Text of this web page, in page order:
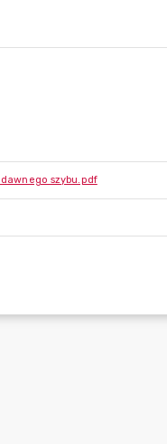
szybu.pdf